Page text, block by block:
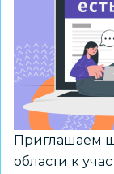
Приглашаем
области к